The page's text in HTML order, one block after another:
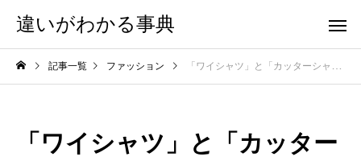
違いがわかる事典
記事一覧 ファッション 「ワイシャツ」と「カッターシャツ」
「ワイシャツ」と「カッター